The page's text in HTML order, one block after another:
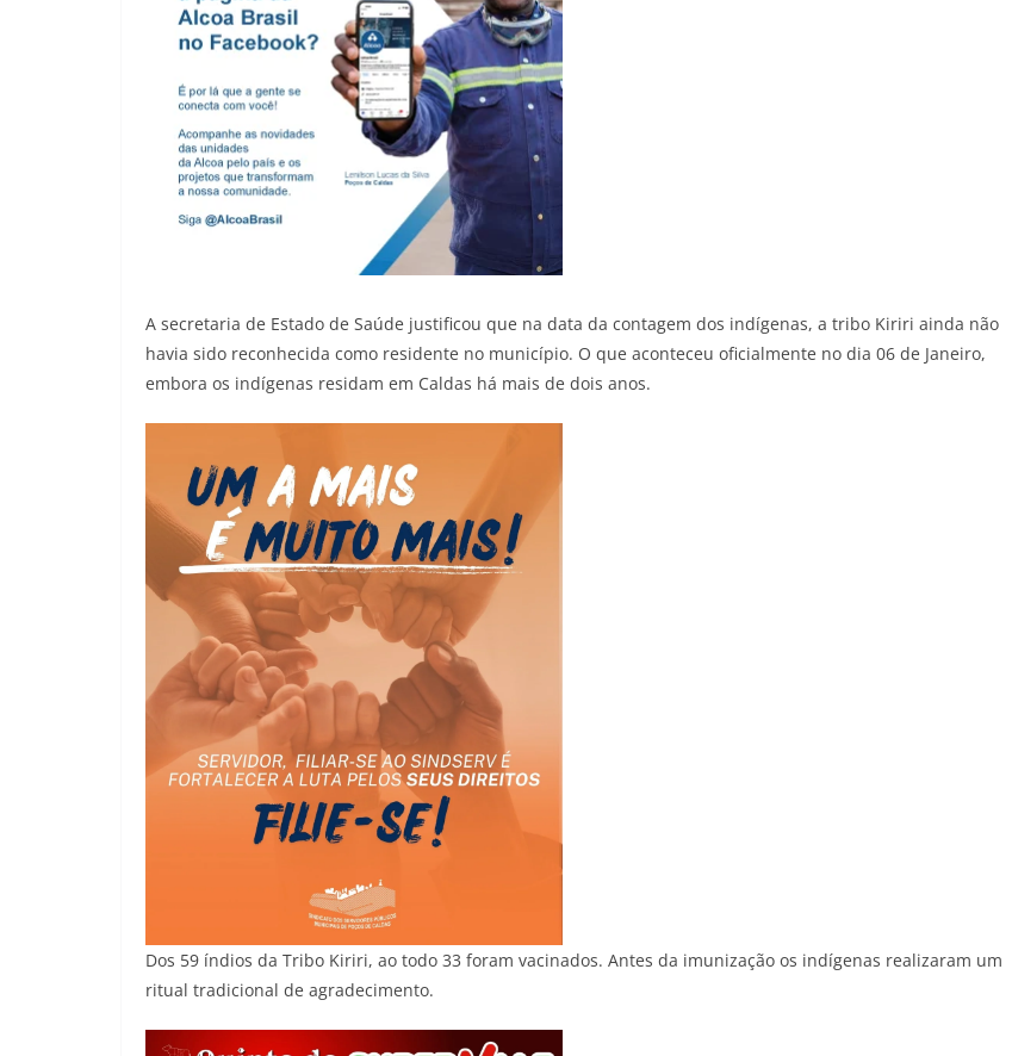
A secretaria de Estado de Saúde justificou que na data da contagem dos indígenas, a tribo Kiriri ainda não
havia sido reconhecida como residente no município. O que aconteceu oficialmente no dia 06 de Janeiro,
embora os indígenas residam em Caldas há mais de dois anos.
Dos 59 índios da Tribo Kiriri, ao todo 33 foram vacinados. Antes da imunização os indígenas realizaram um
ritual tradicional de agradecimento.